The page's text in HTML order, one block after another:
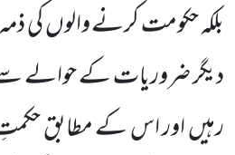
بلکہ حکومت کرنے والوں کی
دیگر ضروریات کے حوالے سے
رہیں اور اس کے مطابق